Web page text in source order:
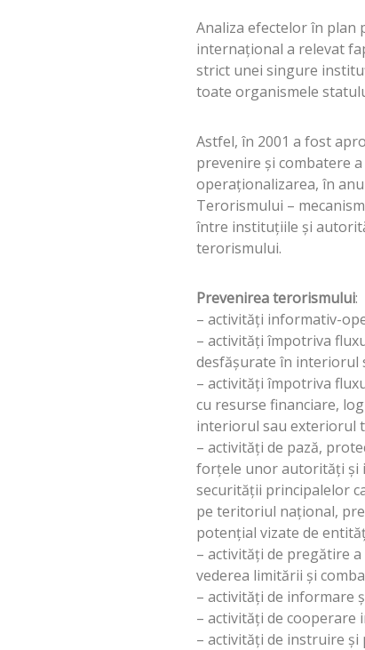
Analiza efectelor în
internaţional a relevat
strict unei singure
toate organismele
Astfel, în 2001 a fost
prevenire şi combatere
operaţionalizarea, în
Terorismului –
între instituţiile şi
terorismului.
Prevenirea terorismului:
– activităţi informativ-
– activităţi împotriva
desfăşurate în
– activităţi împotriva
cu resurse financiare,
interiorul sau exteriorul
– activităţi de pază,
forţele unor autorităţi şi
securităţii principalelor
pe teritoriul naţional,
potenţial vizate de
– activităţi de pregătire
vederea limitării şi
– activităţi de informare
– activităţi de cooperare
– activităţi de instruire